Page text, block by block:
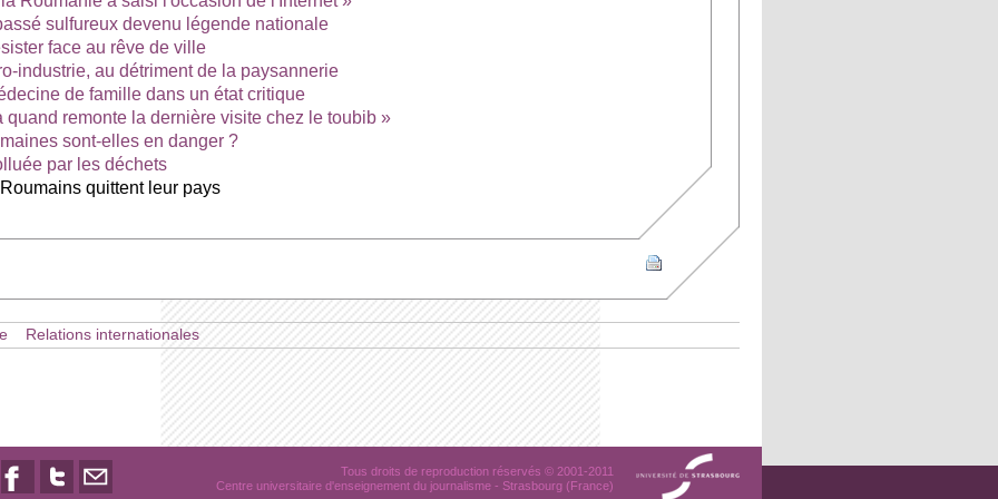
sulfureux devenu légende nationale
face au rêve de ville
industrie, au détriment de la paysannerie
de famille dans un état critique
quand remonte la dernière visite chez le toubib »
sont-elles en danger ?
par les déchets
quittent leur pays
Relations internationales
Tous droits de reproduction réservés © 2001-2011
Centre universitaire d'enseignement du journalisme - Strasbourg (France)